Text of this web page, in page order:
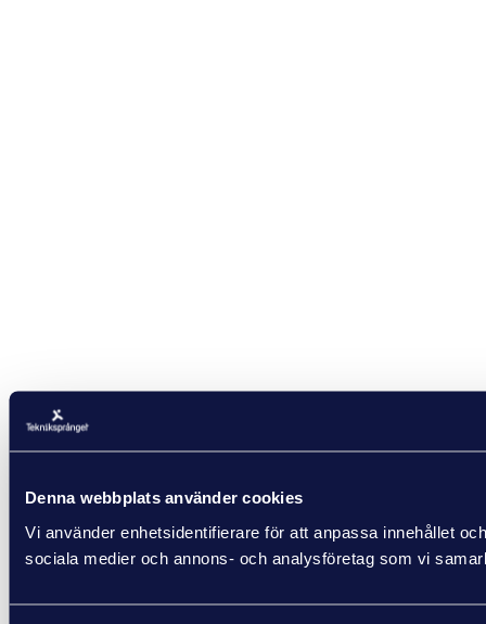
Denna webbplats använder cookies
Vi använder enhetsidentifierare för att anpassa innehållet
sociala medier och annons- och analysföretag som vi